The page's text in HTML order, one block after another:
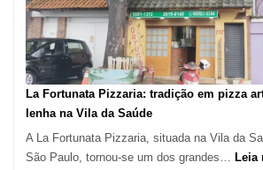
Um
dos
Restaurantes
Mais
Icônicos
La Fortunata Pizzaria: tradição em pizza
lenha na Vila da Saúde
A La Fortunata Pizzaria, situada na Vila da
São Paulo, tornou-se um dos grandes… Leia